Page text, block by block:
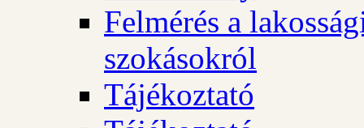
Felmérés a
szokásokról
Tájékoztató